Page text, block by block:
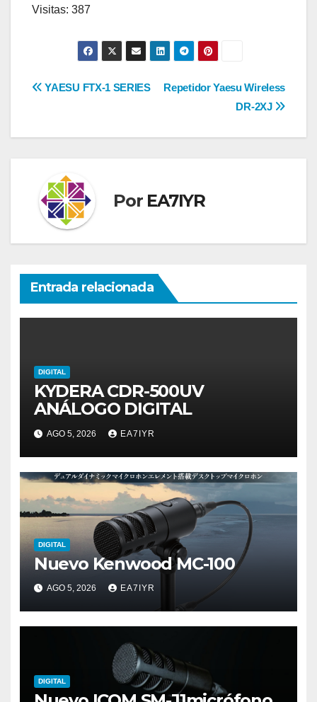
Visitas: 387
Navegación
Repetidor Yaesu Wireless
DR-2XJ
YAESU FTX-1 SERIES
Por EA7IYR
Entrada relacionada
DIGITAL
KYDERA CDR-500UV
ANÁLOGO DIGITAL
AGO 5, 2026 EA7IYR
DIGITAL
Nuevo Kenwood MC-100
AGO 5, 2026 EA7IYR
DIGITAL